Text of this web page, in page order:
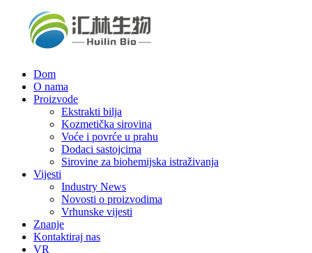
Dom
O nama
Proizvode
Ekstrakti bilja
Kozmetička sirovina
Voće i povrće u prahu
Dodaci sastojcima
Sirovine za biohemijska istraživanja
Vijesti
Industry News
Novosti o proizvodima
Vrhunske vijesti
Znanje
Kontaktiraj nas
VR